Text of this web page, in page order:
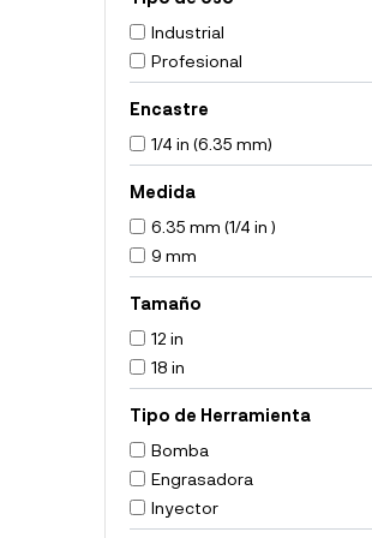
Industrial
Profesional
Encastre
1/4 in (6.35 mm)
Medida
6.35 mm (1/4 in )
9 mm
Tamaño
12 in
18 in
Tipo de Herramienta
Bomba
Engrasadora
Inyector